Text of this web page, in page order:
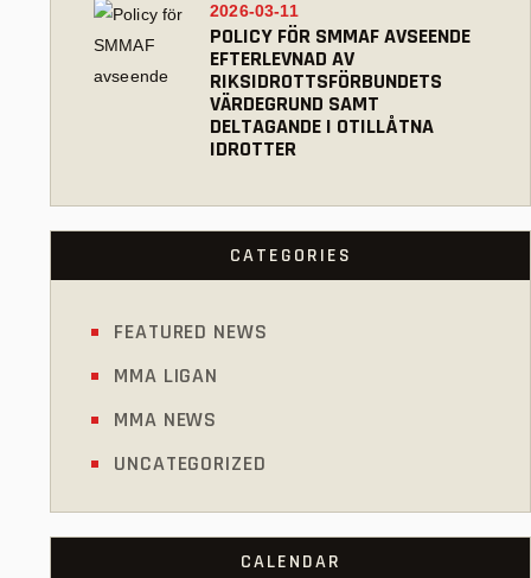
POLICY FÖR SMMAF AVSEENDE
EFTERLEVNAD AV
RIKSIDROTTSFÖRBUNDETS
VÄRDEGRUND SAMT
DELTAGANDE I OTILLÅTNA
IDROTTER
2026-03-11
CATEGORIES
FEATURED NEWS
MMA LIGAN
MMA NEWS
UNCATEGORIZED
CALENDAR